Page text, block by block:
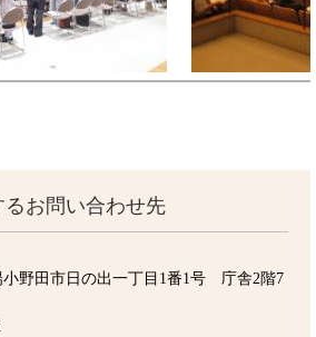
お問い合わせ先
小野田市日の出一丁目1番1号 庁舎2階7